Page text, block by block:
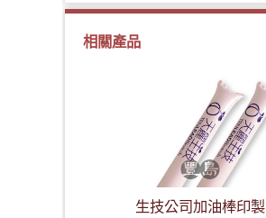
相關產品
生技公司加油棒印製